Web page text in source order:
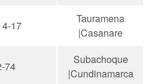
4-17
Tauramena
|Casanare
74
Subachoque
|Cundinamarca